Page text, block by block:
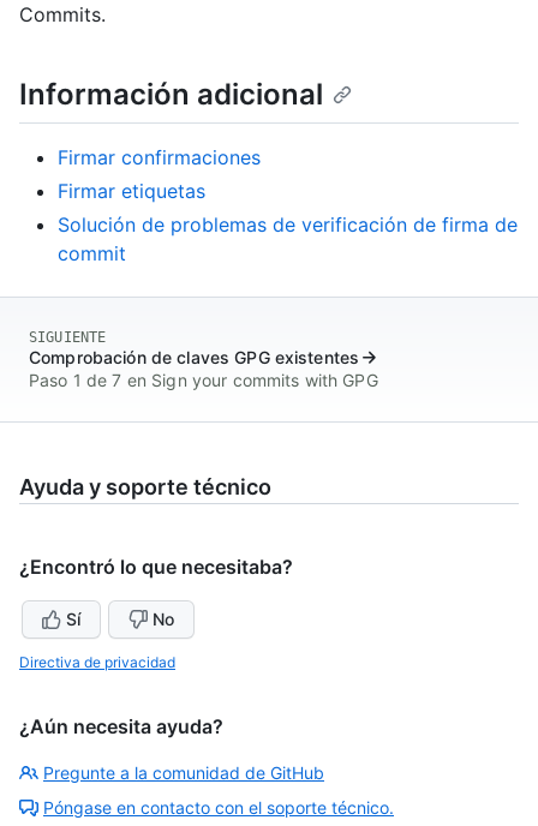
Commits.
Información adicional
Firmar confirmaciones
Firmar etiquetas
Solución de problemas de verificación de firma de
commit
SIGUIENTE
Comprobación de claves GPG existentes
Paso 1 de 7 en Sign your commits with GPG
Ayuda y soporte técnico
¿Encontró lo que necesitaba?
Sí No
Directiva de privacidad
¿Aún necesita ayuda?
Pregunte a la comunidad de GitHub
Póngase en contacto con el soporte técnico.